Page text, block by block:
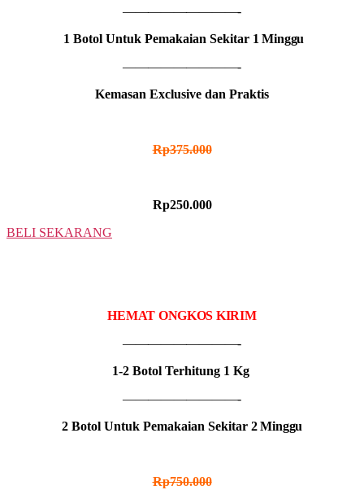
—————————-
1 Botol Untuk Pemakaian Sekitar 1 Minggu
—————————-
Kemasan Exclusive dan Praktis
Rp375.000
Rp250.000
BELI SEKARANG
HEMAT ONGKOS KIRIM
—————————-
1-2 Botol Terhitung 1 Kg
—————————-
2 Botol Untuk Pemakaian Sekitar 2 Minggu
Rp750.000